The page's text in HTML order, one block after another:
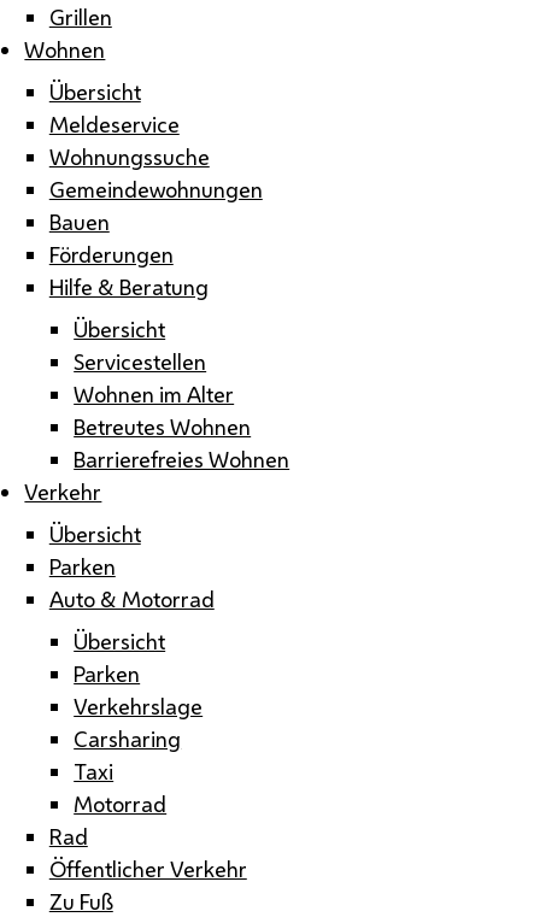
Grillen
Wohnen
Übersicht
Meldeservice
Wohnungssuche
Gemeindewohnungen
Bauen
Förderungen
Hilfe & Beratung
Übersicht
Servicestellen
Wohnen im Alter
Betreutes Wohnen
Barrierefreies Wohnen
Verkehr
Übersicht
Parken
Auto & Motorrad
Übersicht
Parken
Verkehrslage
Carsharing
Taxi
Motorrad
Rad
Öffentlicher Verkehr
Zu Fuß